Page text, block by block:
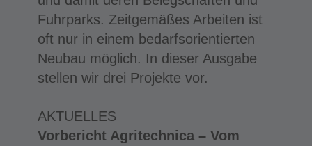
Fuhrparks. Zeitgemäßes Arbeiten ist
oft nur in einem bedarfsorientierten
Neubau möglich. In dieser Ausgabe
stellen wir drei Projekte vor.
AKTUELLES
Vorbericht Agritechnica – Vom